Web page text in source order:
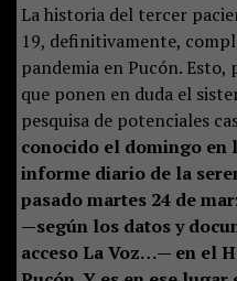
La historia del tercer
19, definitivamente,
pandemia en Pucón.
que ponen en duda el
pesquisa de potenciales
conocido el domingo en
informe diario de la
pasado martes 24 de
—según los datos y
acceso La Voz…— en el